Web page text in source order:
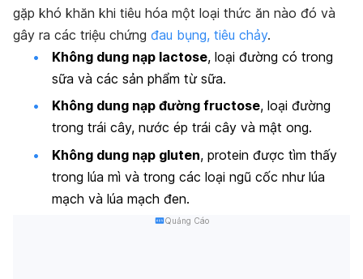
gặp khó khăn khi tiêu hóa một loại thức ăn nào đó và
gây ra các triệu chứng đau bụng, tiêu chảy.
Không dung nạp lactose, loại đường có trong
sữa và các sản phẩm từ sữa.
Không dung nạp đường fructose, loại đường
trong trái cây, nước ép trái cây và mật ong.
Không dung nạp gluten, protein được tìm thấy
trong lúa mì và trong các loại ngũ cốc như lúa
mạch và lúa mạch đen.
Quảng Cáo